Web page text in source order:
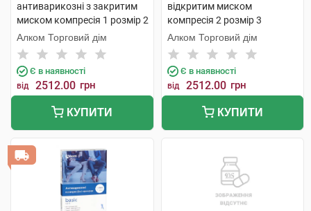
антиварикозні з закритим
миском компресія 1 розмір 2
бежевий 1 пара
Алком Торговий дім
Є в наявності
від 2512.00 грн
КУПИТИ
відкритим миском
компресія 2 розмір 3
бежевий 1 пара
Алком Торговий дім
Є в наявності
від 2512.00 грн
КУПИТИ